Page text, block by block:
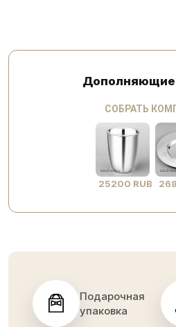
Дополняющие
СОБРАТЬ
25200 RUB
Подарочная
упаковка